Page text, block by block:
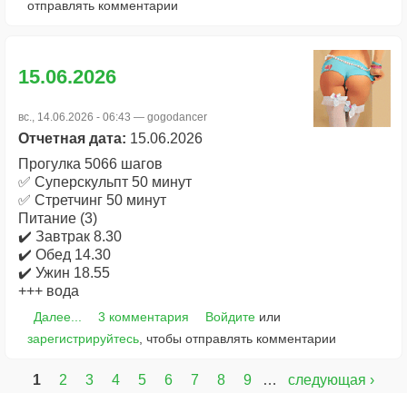
отправлять комментарии
15.06.2026
вс., 14.06.2026 - 06:43 — gogodancer
Отчетная дата: 15.06.2026
Прогулка 5066 шагов
✅ Суперскульпт 50 минут
✅ Стретчинг 50 минут
Питание (3)
✔️ Завтрак 8.30
✔️ Обед 14.30
✔️ Ужин 18.55
+++ вода
Далее... 3 комментария Войдитеили
зарегистрируйтесь , чтобы отправлять комментарии
1 2 3 4 5 6 7 8 9 …
следующая ›